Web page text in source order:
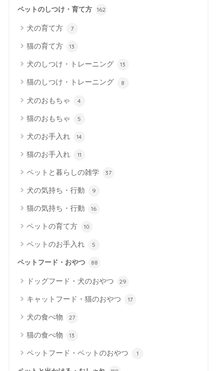
ペットのしつけ・育て方 162
犬の育て方 7
猫の育て方 13
犬のしつけ・トレーニング 13
猫のしつけ・トレーニング 8
犬のおもちゃ 4
猫のおもちゃ 5
犬のお手入れ 14
猫のお手入れ 11
ペットと暮らしの雑学 37
犬の気持ち・行動 9
猫の気持ち・行動 16
ペットの育て方 10
ペットのお手入れ 5
ペットフード・おやつ 88
ドッグフード・犬のおやつ 29
キャットフード・猫のおやつ 17
犬の食べ物 27
猫の食べ物 13
ペットフード・ペットのおやつ 1